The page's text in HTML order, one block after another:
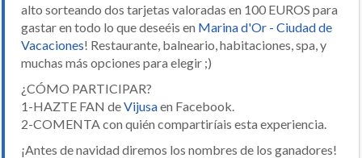
alto sorteando dos tarjetas valoradas en 100 EUROS para
gastar en todo lo que deseéis en Marina d'Or - Ciudad de
Vacaciones! Restaurante, balneario, habitaciones, spa, y
muchas más opciones para elegir ;)
¿CÓMO PARTICIPAR?
1-HAZTE FAN deVijusaen Facebook.
2-COMENTA con quién compartiríais esta experiencia.
¡Antes de navidad diremos los nombres de los ganadores!